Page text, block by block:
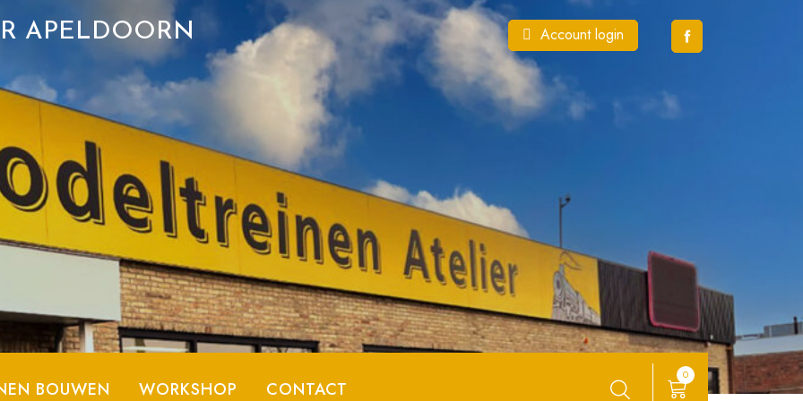
APELDOORN Account login
BOUWEN WORKSHOP CONTACT
0